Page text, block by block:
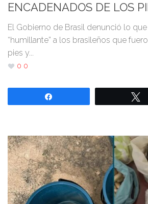
ENCADENADOS DE LOS
El Gobierno de Brasil denunció lo
“humillante” a los brasileños que
pies y...
0 0